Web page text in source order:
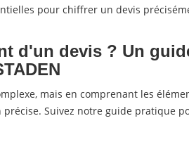
pour chiffrer un devis
d'un devis ? Un
mais en comprenant les
Suivez notre guide pratique